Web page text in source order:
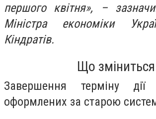
першого квітня», –
Міністра економіки
Кіндратів.
Що зміниться
Завершення терміну дії
оформлених за старою